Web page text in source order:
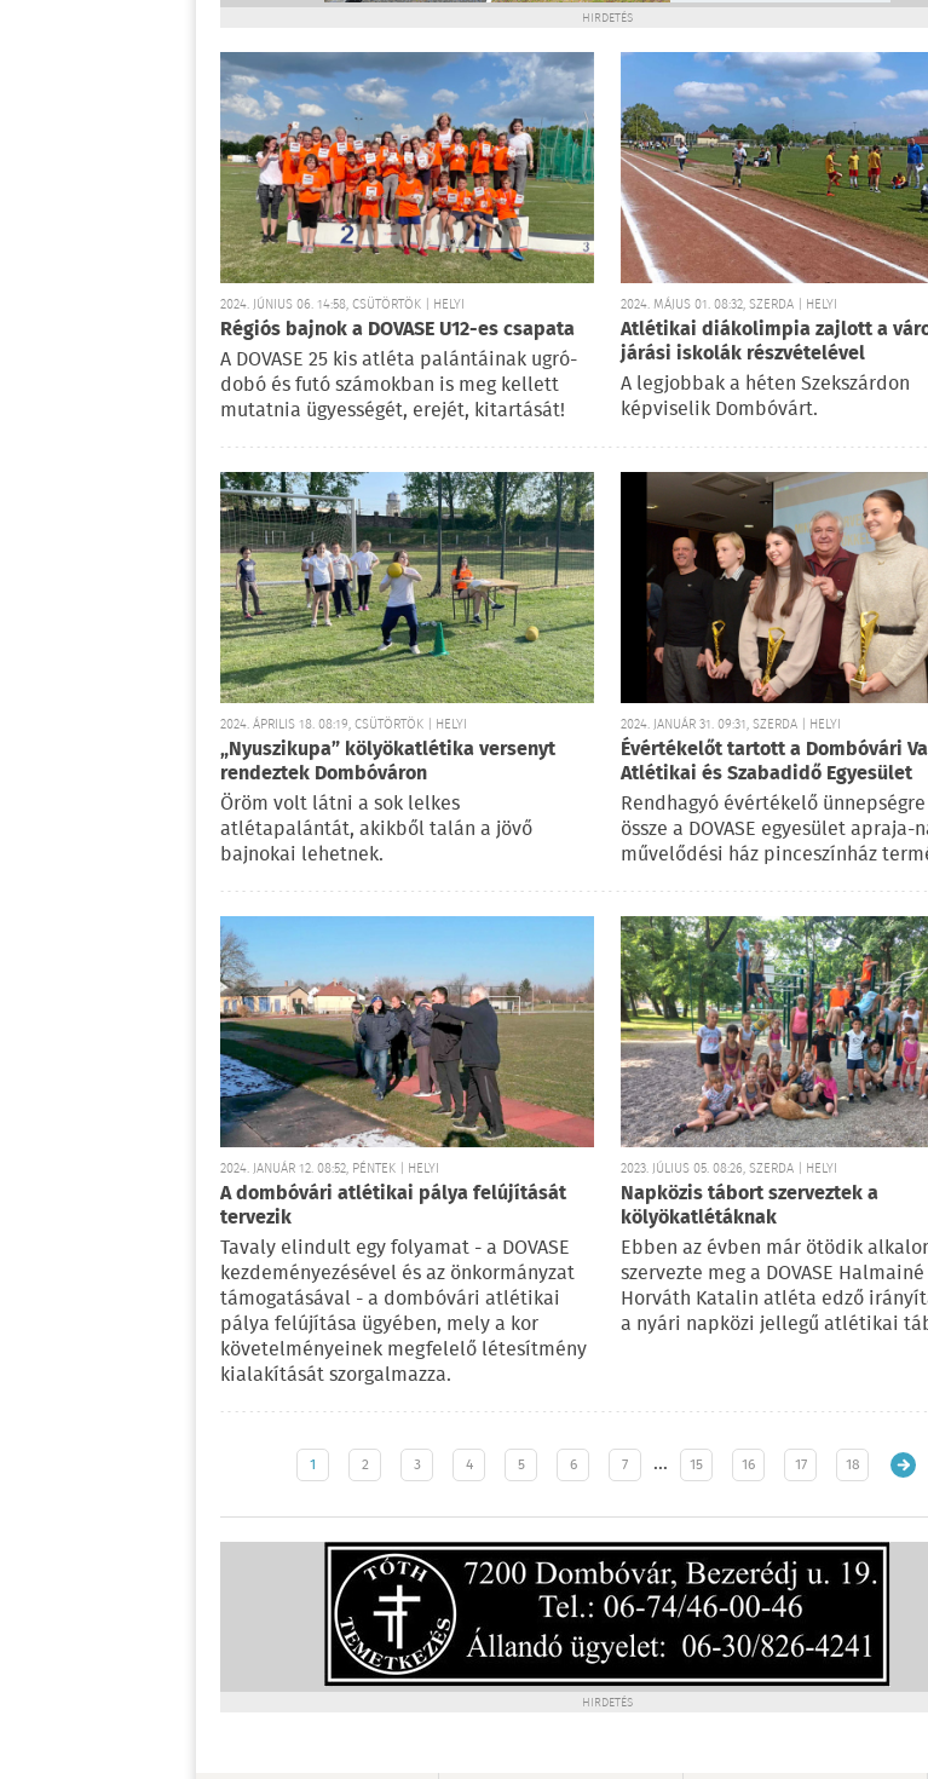
HIRDETÉS
2024. JÚNIUS 06. 14:58, CSÜTÖRTÖK | HELYI
Régiós bajnok a DOVASE U12-es csapata
A DOVASE 25 kis atléta palántáinak ugró-
dobó és futó számokban is meg kellett
mutatnia ügyességét, erejét, kitartását!
2024. MÁJUS 01. 08:32, SZERDA | HELYI
Atlétikai diákolimpia zajlott a
járási iskolák részvételével
A legjobbak a héten Szekszárdon
képviselik Dombóvárt.
2024. ÁPRILIS 18. 08:19, CSÜTÖRTÖK | HELYI
„Nyuszikupa” kölyökatlétika versenyt
rendeztek Dombóváron
Öröm volt látni a sok lelkes
atlétapalántát, akikből talán a jövő
bajnokai lehetnek.
2024. JANUÁR 31. 09:31, SZERDA | HELYI
Évértékelőt tartott a Dombóvári
Atlétikai és Szabadidő Egyesület
Rendhagyó évértékelő
össze a DOVASE egyesület apraja-
művelődési ház pinceszínház
2024. JANUÁR 12. 08:52, PÉNTEK | HELYI
A dombóvári atlétikai pálya felújítását
tervezik
Tavaly elindult egy folyamat - a DOVASE
kezdeményezésével és az önkormányzat
támogatásával - a dombóvári atlétikai
pálya felújítása ügyében, mely a kor
követelményeinek megfelelő létesítmény
kialakítását szorgalmazza.
2023. JÚLIUS 05. 08:26, SZERDA | HELYI
Napközis tábort szerveztek a
kölyökatlétáknak
Ebben az évben már ötödik
szervezte meg a DOVASE Halmainé
Horváth Katalin atléta edző
a nyári napközi jellegű atlétikai
1 2 3 4 5 6 7 … 15 16 17 18
HIRDETÉS